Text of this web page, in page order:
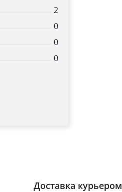
2
0
0
0
Доставка курьером